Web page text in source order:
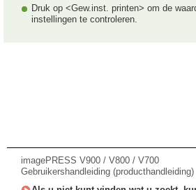
Druk op <Gew.inst. printen> om de
instellingen te controleren.
imagePRESS V900 / V800 / V700
Gebruikershandleiding (producthandleiding)